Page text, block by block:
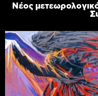
Νέος